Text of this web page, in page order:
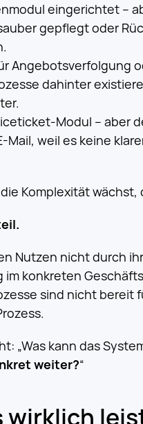
eingerichtet –
gepflegt oder
Angebotsverfolgung
dahinter
Modul – aber
weil es keine
Komplexität wächst,
Nutzen nicht durch
konkreten
sind nicht bereit
„Was kann das
weiter?“
wirklich